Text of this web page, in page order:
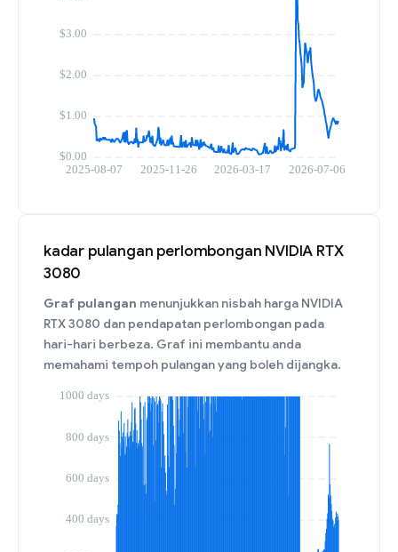
kadar pulangan perlombongan NVIDIA RTX
3080
Graf pulangan menunjukkan nisbah harga NVIDIA
RTX 3080 dan pendapatan perlombongan pada
hari-hari berbeza. Graf ini membantu anda
memahami tempoh pulangan yang boleh dijangka.